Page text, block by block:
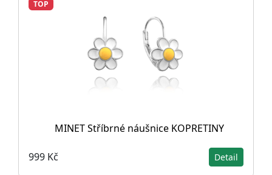
TOP
MINET Stříbrné náušnice KOPRETINY
999 Kč Detail